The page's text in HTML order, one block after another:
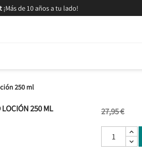
¡Más de 10 años a tu lado!
250 ml
250 ML 27,95 €